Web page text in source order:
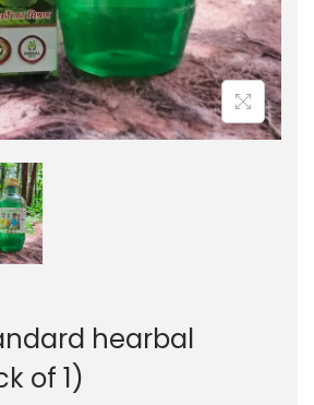
hearbal
of 1)